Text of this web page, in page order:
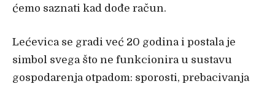
ćemo saznati kad dođe račun.
Lećevica se gradi već 20 godina i postala je
simbol svega što ne funkcionira u sustavu
gospodarenja otpadom: sporosti, prebacivanja